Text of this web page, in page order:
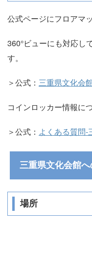
公式ページにフロアマ
360°ビューにも対応し
す。
＞公式： 三重県文化会
コインロッカー情報に
＞公式： よくある質問-
三重県文化会館
場所